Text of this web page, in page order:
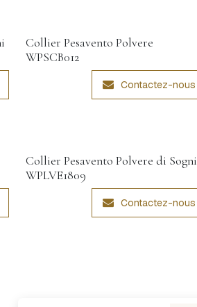
Collier Pesavento Polvere
WPSCB012
Contactez-nous
Collier Pesavento Polvere di Sogni
WPLVE1809
Contactez-nous